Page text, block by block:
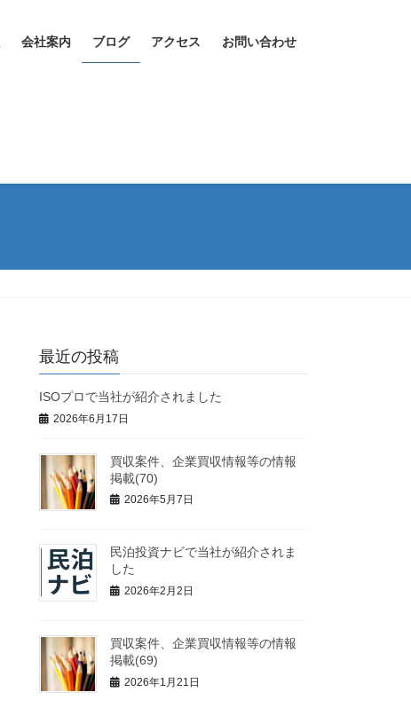
会社案内 ブログ アクセス お問い合わせ
最近の投稿
ISOプロで当社が紹介されました
2026年6月17日
買収案件、企業買収情報等の情報
掲載(70)
2026年5月7日
民泊投資ナビで当社が紹介されま
した
2026年2月2日
買収案件、企業買収情報等の情報
掲載(69)
2026年1月21日